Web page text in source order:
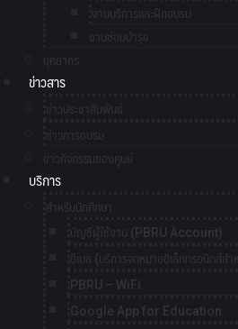
งานบริการและฝึกอบรม
งานซ่อมบำรุง
บุคลากร
ข่าวสาร
ข่าวประชาสัมพันธ์
ข่าวการอบรม
ข่าวกิจกรรมของศูนย์
บริการ
สำหรับนักศึกษา
บัญชีผู้ใช้งาน (PBRU Account)
อีเมล (บริการจดหมายอิเล็กทรอนิกส์ส
PBRU – WiFi
Google App for Education